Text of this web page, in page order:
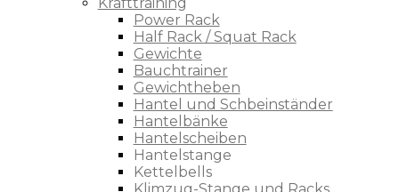
Power Rack
Half Rack / Squat Rack
Gewichte
Bauchtrainer
Gewichtheben
Hantel und Schbeinständer
Hantelbänke
Hantelscheiben
Hantelstange
Kettelbells